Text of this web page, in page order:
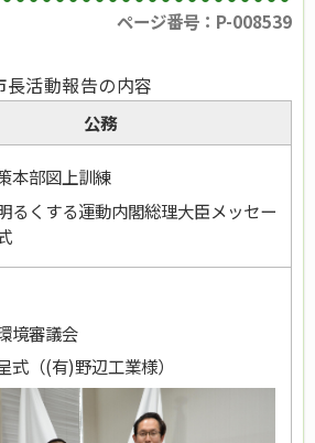
ページ番号：P-008539
長活動報告の内容
公務
本部図上訓練
るくする運動内閣総理大臣メッセー
境審議会
式（(有)野辺工業様）